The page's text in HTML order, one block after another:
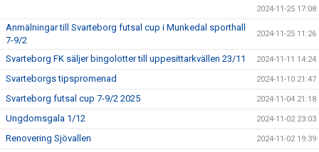
2024-11-25 17:08
Anmälningar till Svarteborg futsal cup i Munkedal sporthall
7-9/2
2024-11-25 11:26
Svarteborg FK säljer bingolotter till uppesittarkvällen 23/11 2024-11-11 14:24
Svarteborgs tipspromenad 2024-11-10 21:47
Svarteborg futsal cup 7-9/2 2025 2024-11-04 21:18
Ungdomsgala 1/12 2024-11-02 23:03
Renovering Sjövallen 2024-11-02 19:39